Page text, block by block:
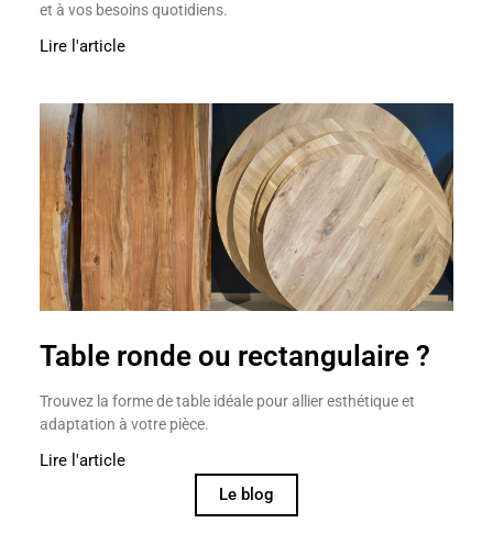
et à vos besoins quotidiens.
Lire l'article
Table ronde ou rectangulaire ?
Trouvez la forme de table idéale pour allier esthétique et
adaptation à votre pièce.
Lire l'article
Le blog